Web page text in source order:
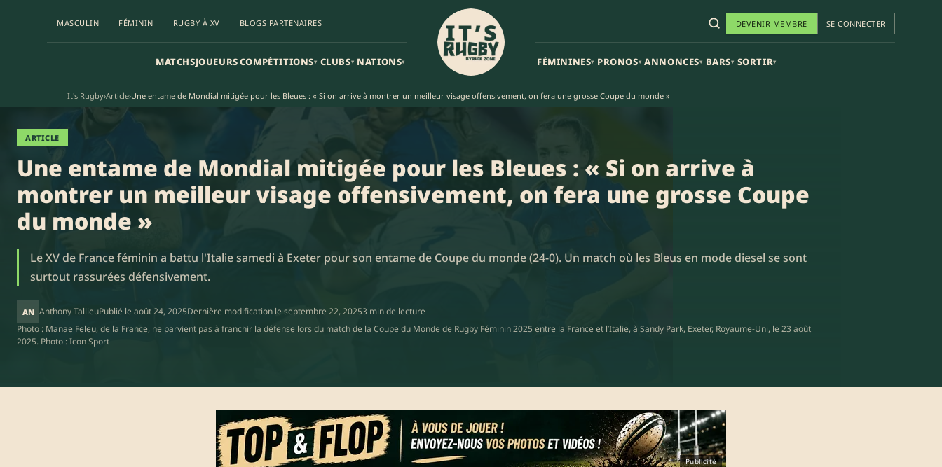
MASCULIN FÉMININ RUGBY À XV BLOGS PARTENAIRES
MATCHSJOUEURSCOMPÉTITIONS▾ CLUBS▾ NATIONS▾
DEVENIR MEMBRE SE CONNECTER
FÉMININES▾ PRONOS▾ ANNONCES▾ BARS▾ SORTIR▾
It's Rugby›Article›Une entame de Mondial mitigée pour les Bleues : « Si on arrive à montrer un meilleur visage offensivement, on fera une grosse Coupe du monde »
ARTICLE
Une entame de Mondial mitigée pour les Bleues : « Si on arrive à
montrer un meilleur visage offensivement, on fera une grosse Coupe
du monde »
Le XV de France féminin a battu l'Italie samedi à Exeter pour son entame de Coupe du monde (24-0). Un match où les Bleus en mode diesel se sont
surtout rassurées défensivement.
AN Anthony TallieuPublié le août 24, 2025Dernière modification leseptembre 22, 20253 min de lecture
Photo : Manae Feleu, de la France, ne parvient pas à franchir la défense lors du match de la Coupe du Monde de Rugby Féminin 2025 entre la France et l’Italie, à Sandy Park, Exeter, Royaume-Uni, le 23 août
2025. Photo : Icon Sport
Publicité